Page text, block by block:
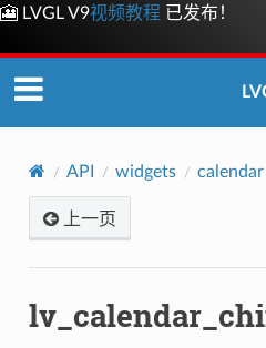
🎦 LVGL V9视频教程 已发布！
API widgets calendar
上一页